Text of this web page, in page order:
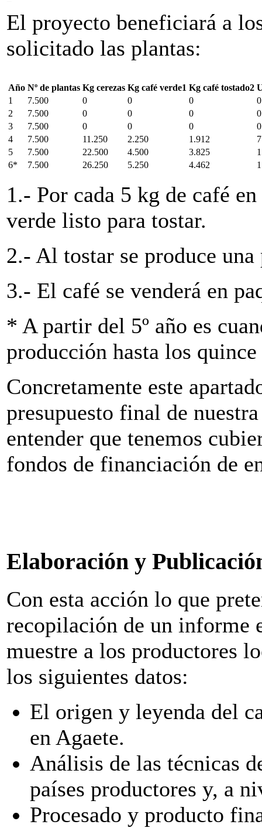
El proyecto beneficiará a
solicitado las plantas:
Año Nº de plantas Kg cerezas Kg café verde1 Kg café tostado2
1
7.500 0 0 0
0
2
7.500 0 0 0
0
3
7.500 0 0 0
0
4
7.500 11.250 2.250 1.912
5
7.500 22.500 4.500 3.825
6*
7.500 26.250 5.250 4.462
1.- Por cada 5 kg de café
verde listo para tostar.
2.- Al tostar se produce
3.- El café se venderá en
* A partir del 5º año es
producción hasta los quince
Concretamente este
presupuesto final de
entender que tenemos
fondos de financiación de
Elaboración y
Con esta acción lo que
recopilación de un informe
muestre a los productores
los siguientes datos:
El origen y leyenda del
en Agaete.
Análisis de las técnicas
países productores y, a
Procesado y producto